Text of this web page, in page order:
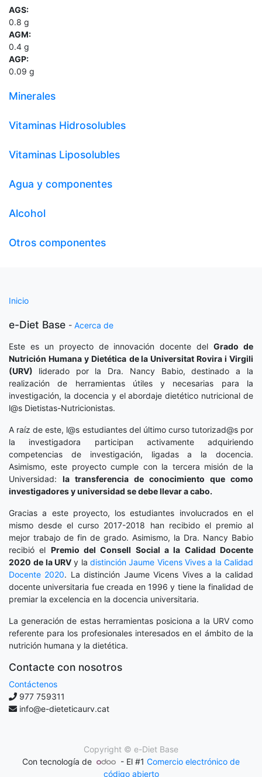
AGS:
0.8 g
AGM:
0.4 g
AGP:
0.09 g
Minerales
Vitaminas Hidrosolubles
Vitaminas Liposolubles
Agua y componentes
Alcohol
Otros componentes
Inicio
e-Diet Base - Acerca de
Este es un proyecto de innovación docente delGrado de
Nutrición Humana y Dietética de la Universitat Rovira i Virgili
(URV) liderado por la Dra. Nancy Babio, destinado a la
realización de herramientas útiles y necesarias para la
investigación, la docencia y el abordaje dietético nutricional de
l@s Dietistas-Nutricionistas.
A raíz de este, l@s estudiantes del último curso tutorizad@s por
la investigadora participan activamente adquiriendo
competencias de investigación, ligadas a la docencia.
Asimismo, este proyecto cumple con la tercera misión de la
Universidad: la transferencia de conocimiento que como
investigadores y universidad se debe llevar a cabo.
Gracias a este proyecto, los estudiantes involucrados en el
mismo desde el curso 2017-2018 han recibido el premio al
mejor trabajo de fin de grado. Asimismo, la Dra. Nancy Babio
recibió el Premio del Consell Social a la Calidad Docente
2020 de la URV y ladistinción Jaume Vicens Vives a la Calidad
Docente 2020. La distinción Jaume Vicens Vives a la calidad
docente universitaria fue creada en 1996 y tiene la finalidad de
premiar la excelencia en la docencia universitaria.
La generación de estas herramientas posiciona a la URV como
referente para los profesionales interesados en el ámbito de la
nutrición humana y la dietética.
Contacte con nosotros
Contáctenos
977 759311
info@e-dieteticaurv.cat
Copyright © e-Diet Base
Con tecnología de
- El #1 Comercio electrónico de
código abierto